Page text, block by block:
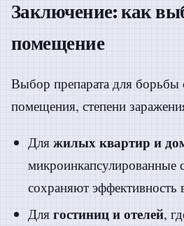
Заключение: как
помещение
Выбор препарата для борьбы
помещения, степени
Для жилых квартир и
микроинкапсулированные
сохраняют эффективность
Для гостиниц и отелей,